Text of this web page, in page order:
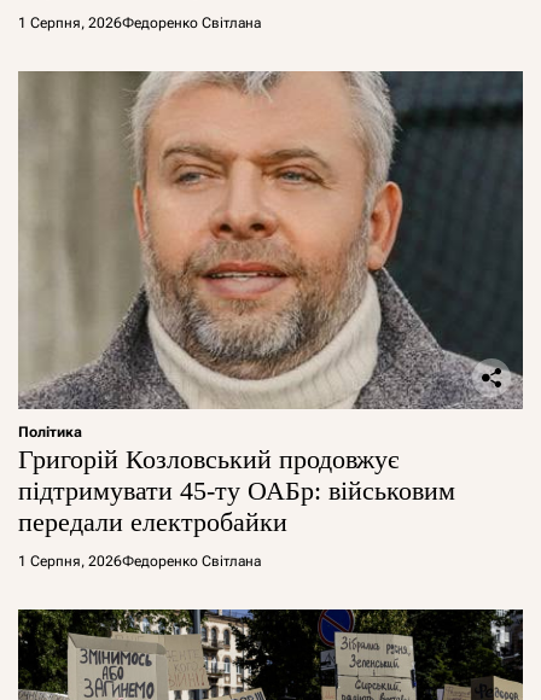
1 Серпня, 2026Федоренко Світлана
Політика
Григорій Козловський продовжує
підтримувати 45-ту ОАБр: військовим
передали електробайки
1 Серпня, 2026Федоренко Світлана